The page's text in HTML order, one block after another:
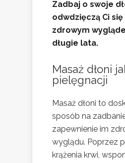
Zadbaj o swoje
odwdzięczą Ci
zdrowym
długie lata.
Masaż dłoni
pielęgnacji
Masaż dłoni to
sposób na
zapewnienie im
wyglądu. Poprzez
krążenia krwi,